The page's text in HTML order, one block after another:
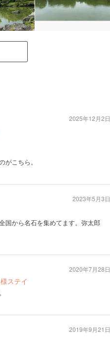
こちら。
2025年12月2日
国から名石を集めてます。弥太郎
2023年5月3日
ステイ
2020年7月28日
2019年9月21日